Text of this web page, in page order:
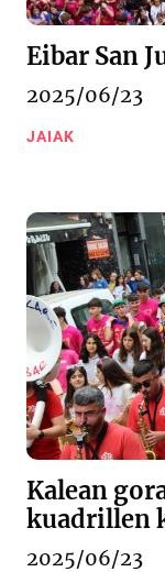
Eibar San
2025/06/23
JAIAK
Kalean
kuadrillen
2025/06/23